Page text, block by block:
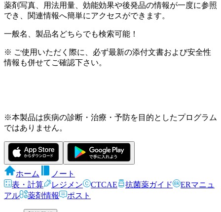
薬剤写真、用法用量、効能効果や後発品の情報が一度に参照
でき、関連情報へ簡単にアクセスができます。
一般名、製品名どちらでも検索可能！
※ ご使用いただく際に、必ず最新の添付文書および安全性
情報も併せてご確認下さい。
※本製品は疾病の診断・治療・予防を目的としたプログラム
ではありません。
ホーム
ノート
表・計算
レジメン CTCAE 抗菌薬ガイド
ERマニュ
アル
薬剤情報 ポスト